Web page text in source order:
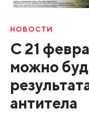
НОВОСТИ
С 21
можно
антитела